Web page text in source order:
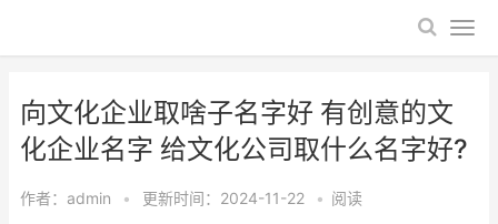
向文化企业取啥子名字好 有创意的文
化企业名字 给文化公司取什么名字好?
作者： admin • 更新时间：2024-11-22 • 阅读